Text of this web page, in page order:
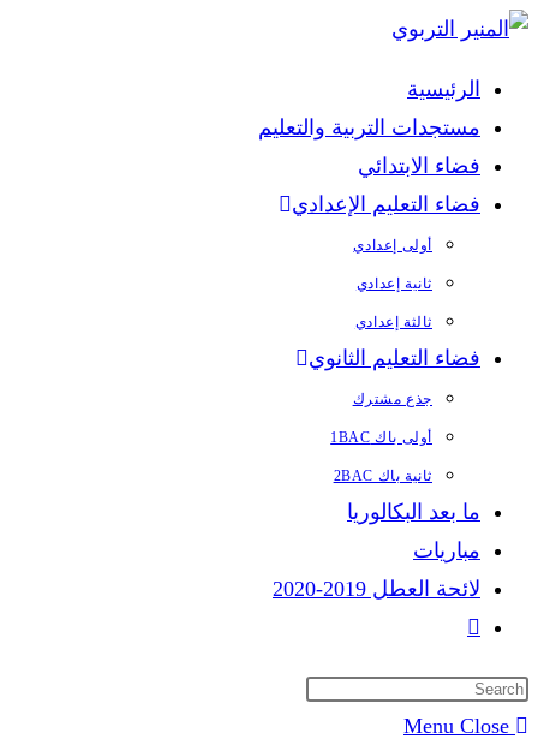
Skip
content
الرئيسية
مستجدات التربية والتعليم
فضاء الابتدائي
فضاء التعليم الإعدادي
أولى إعدادي
ثانية إعدادي
ثالثة إعدادي
فضاء التعليم الثانوي
جذع مشترك
أولى باك 1BAC
ثانية باك 2BAC
ما بعد البكالوريا
مباريات
لائحة العطل 2019-2020
Toggle
search
Menu Close